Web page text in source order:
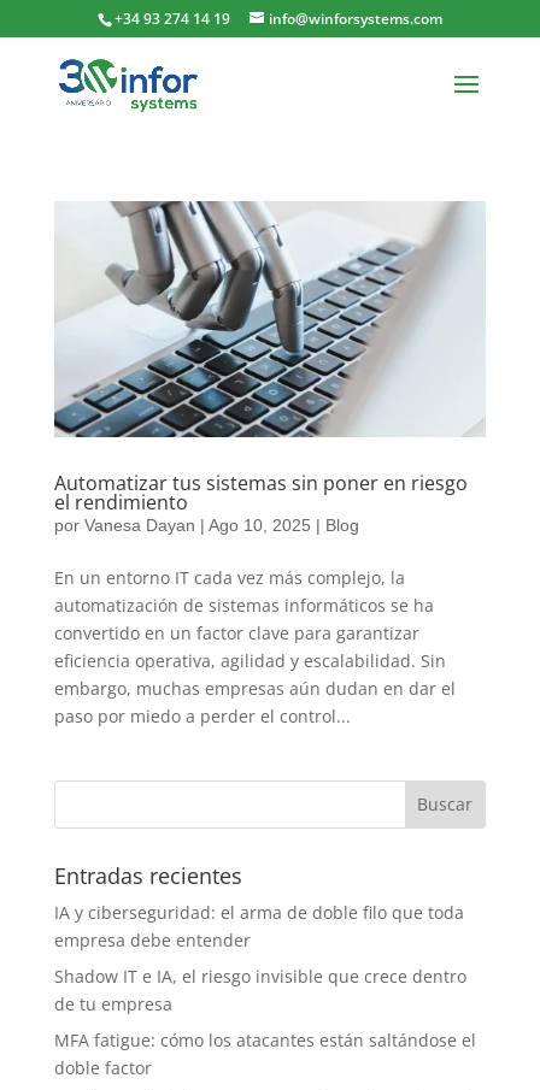
+34 93 274 14 19 info@winforsystems.com
Automatizar tus sistemas sin poner en riesgo
el rendimiento
por Vanesa Dayan | Ago 10, 2025 | Blog
En un entorno IT cada vez más complejo, la
automatización de sistemas informáticos se ha
convertido en un factor clave para garantizar
eficiencia operativa, agilidad y escalabilidad. Sin
embargo, muchas empresas aún dudan en dar el
paso por miedo a perder el control...
Entradas recientes
IA y ciberseguridad: el arma de doble filo que toda
empresa debe entender
Shadow IT e IA, el riesgo invisible que crece dentro
de tu empresa
MFA fatigue: cómo los atacantes están saltándose el
doble factor